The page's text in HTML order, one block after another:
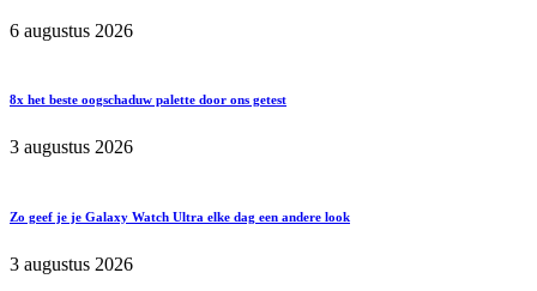
6 augustus 2026
8x het beste oogschaduw palette door ons getest
3 augustus 2026
Zo geef je je Galaxy Watch Ultra elke dag een andere look
3 augustus 2026